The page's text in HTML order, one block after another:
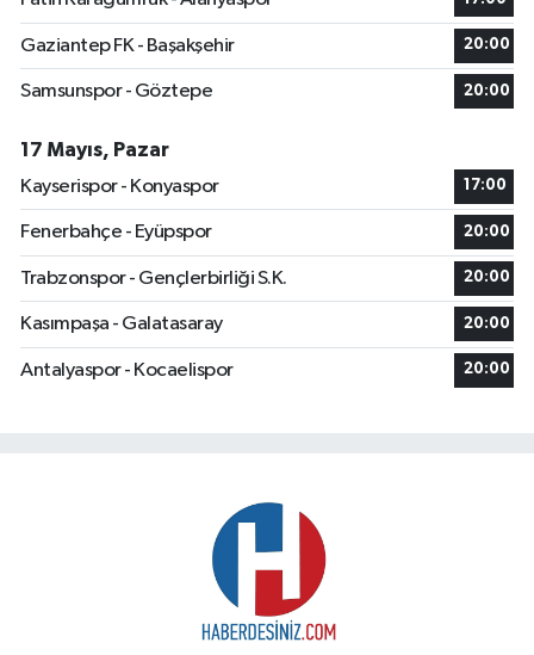
Gaziantep FK - Başakşehir 20:00
Samsunspor - Göztepe 20:00
17 Mayıs, Pazar
Kayserispor - Konyaspor
17:00
Fenerbahçe - Eyüpspor 20:00
Trabzonspor - Gençlerbirliği S.K. 20:00
Kasımpaşa - Galatasaray 20:00
Antalyaspor - Kocaelispor 20:00